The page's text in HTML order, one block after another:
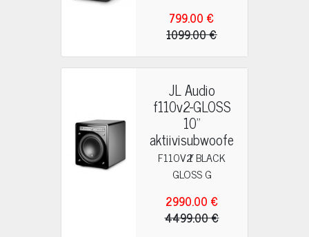
799.00 €
1099.00 €
JL Audio
f110v2-GLOSS
10"
aktiivisubwoofe
r
F110V2 BLACK
GLOSS G
2990.00 €
4499.00 €